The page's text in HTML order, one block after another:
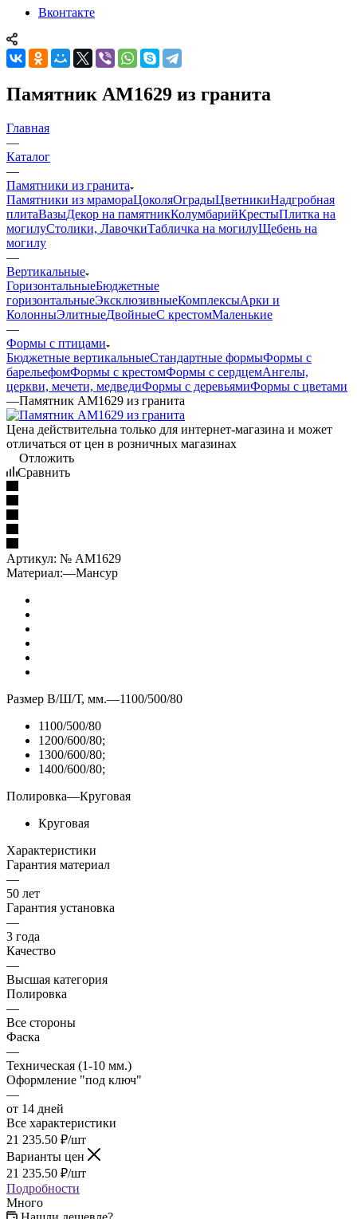
Вконтакте
Памятник AM1629 из гранита
Главная
—
Каталог
—
Памятники из гранита
Памятники из мрамораЦоколяОградыЦветникиНадгробная
плитаВазыДекор на памятникКолумбарийКрестыПлитка на
могилуСтолики, ЛавочкиТабличка на могилуЩебень на
могилу
—
Вертикальные
ГоризонтальныеБюджетные
горизонтальныеЭксклюзивныеКомплексыАрки и
КолонныЭлитныеДвойныеС крестомМаленькие
—
Формы с птицами
Бюджетные вертикальныеСтандартные формыФормы с
барельефомФормы с крестомФормы с сердцемАнгелы,
церкви, мечети, медведиФормы с деревьямиФормы с цветами
—Памятник AM1629 из гранита
Цена действительна только для интернет-магазина и может
отличаться от цен в розничных магазинах
Отложить
Сравнить
Артикул: № AM1629
Материал:—Мансур
Размер В/Ш/Т, мм.—1100/500/80
1100/500/80
1200/600/80;
1300/600/80;
1400/600/80;
Полировка—Круговая
Круговая
Характеристики
Гарантия материал
—
50 лет
Гарантия установка
—
3 года
Качество
—
Высшая категория
Полировка
—
Все стороны
Фаска
—
Техническая (1-10 мм.)
Оформление "под ключ"
—
от 14 дней
Все характеристики
21 235.50 ₽/шт
Варианты цен
21 235.50 ₽/шт
Подробности
Много